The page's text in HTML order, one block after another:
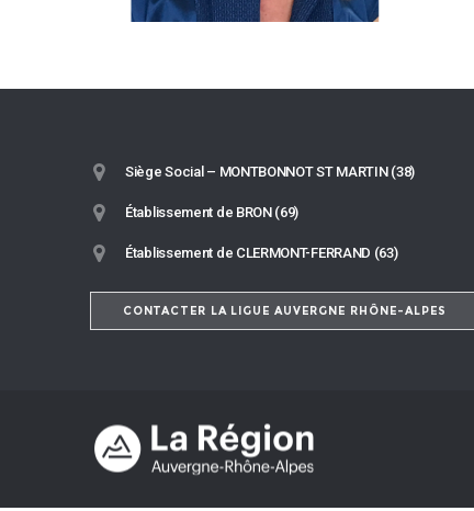
Siège Social – MONTBONNOT ST MARTIN (38)
Établissement de BRON (69)
Établissement de CLERMONT-FERRAND (63)
CONTACTER LA LIGUE AUVERGNE RHÔNE-ALPES